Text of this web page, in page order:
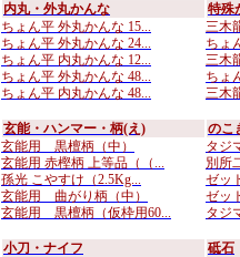
内丸・外丸かんな
ちょん平 外丸かんな 15...
ちょん平 外丸かんな 24...
ちょん平 内丸かんな 12...
ちょん平 外丸かんな 48...
ちょん平 内丸かんな 48...
特殊
三木
ちょ
三木
ちょ
三木
玄能・ハンマー・柄(え)
玄能用 黒檀柄（中）
玄能用 赤樫柄 上等品（（...
孫光 こやすけ（2.5Kg...
玄能用 曲がり柄（中）
玄能用 黒檀柄（仮枠用60...
のこ
タジ
別所
ゼッ
ゼッ
タジ
小刀・ナイフ
砥石